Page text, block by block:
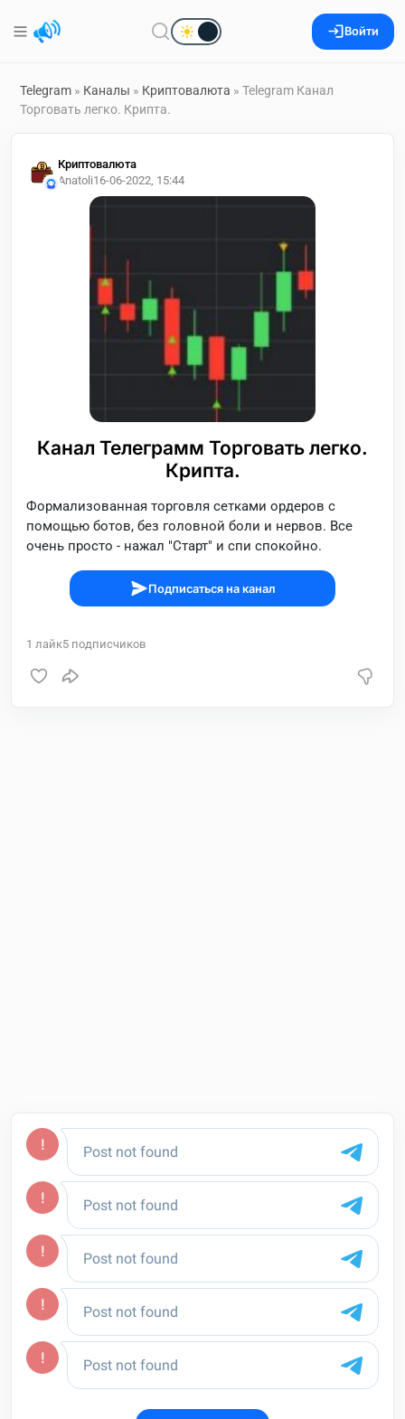
Войти
Telegram » Каналы » Криптовалюта » Telegram Канал
Торговать легко. Крипта.
Криптовалюта
Anatoli16-06-2022, 15:44
Канал Телеграмм Торговать легко.
Крипта.
Формализованная торговля сетками ордеров с
помощью ботов, без головной боли и нервов. Все
очень просто - нажал "Старт" и спи спокойно.
Подписаться на канал
1 лайк5 подписчиков